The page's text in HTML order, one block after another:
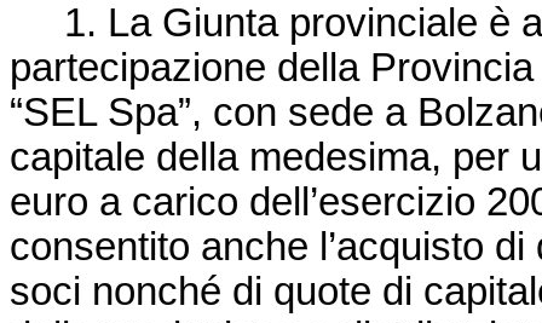
1. La Giunta provinciale è
partecipazione della
“SEL Spa”, con sede a
capitale della medesima, per
euro a carico dell’esercizio
consentito anche l’acquisto
soci nonché di quote di